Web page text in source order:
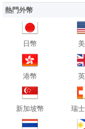
熱門外幣
日幣
港幣
新加坡幣 瑞